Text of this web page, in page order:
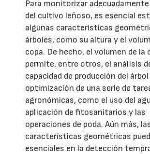
Para monitorizar
del cultivo leñoso, es esencial
algunas características
árboles, como su altura y el
copa. De hecho, el volumen de la
permite, entre otros, el análisis
capacidad de producción del árbol
optimización de una serie de
agronómicas, como el uso del
aplicación de fitosanitarios y las
operaciones de poda. Aún más,
características geométricas
esenciales en la detección